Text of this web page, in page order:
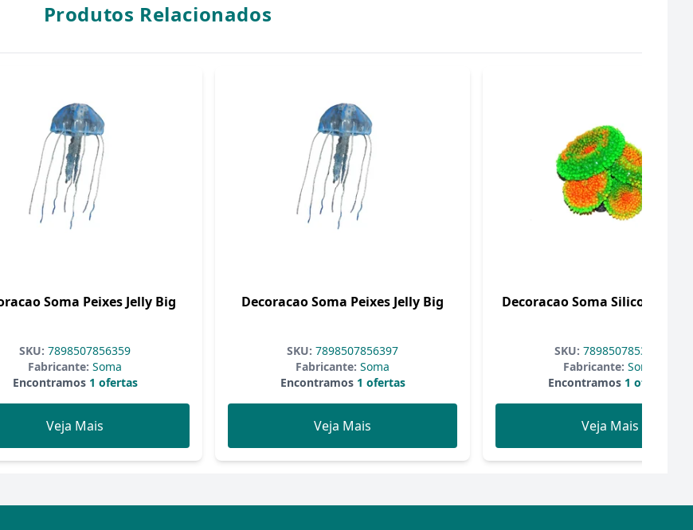
Produtos Relacionados
Soma Peixes Jelly Big
SKU: 7898507856359
Fabricante: Soma
Encontramos1 ofertas
Veja Mais
Decoracao Soma Peixes Jelly Big
SKU: 7898507856397
Fabricante: Soma
Encontramos1 ofertas
Veja Mais
Decoracao Soma Silicone
SKU: 7898507853242
Fabricante: Soma
Encontramos1 ofertas
Veja Mais